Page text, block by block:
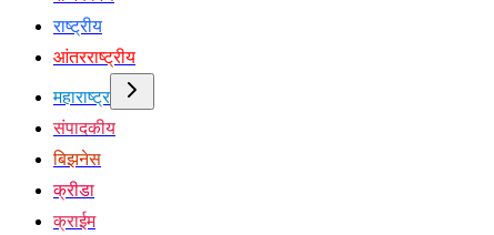
राष्ट्रीय
आंतरराष्ट्रीय
महाराष्ट्र
संपादकीय
बिझनेस
क्रीडा
क्राईम